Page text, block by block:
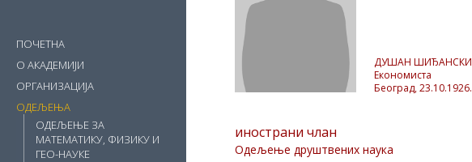
ПОЧЕТНА
О АКАДЕМИЈИ
ОРГАНИЗАЦИЈА
ОДЕЉЕЊА
ОДЕЉЕЊЕ ЗА
МАТЕМАТИКУ, ФИЗИКУ И
ГЕО-НАУКЕ
ДУШАН ШИЂАНСКИ
Eкономиста
Београд, 23.10.1926.
инострани члан
Одељење друштвених наука